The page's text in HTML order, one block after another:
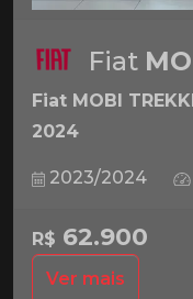
Fiat
Fiat MOBI
2024
2023/2024
R$ 62.900
Ver mais